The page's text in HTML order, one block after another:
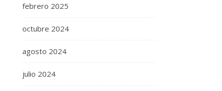
febrero 2025
octubre 2024
agosto 2024
julio 2024